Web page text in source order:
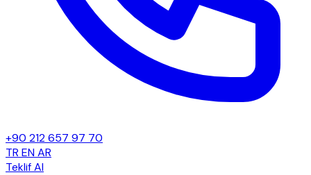
+90 212 657 97 70
TR ENAR
Teklif Al